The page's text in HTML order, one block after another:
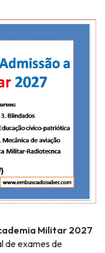
Militar 2027
de exames de